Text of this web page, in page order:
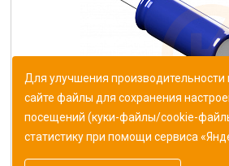
Конденсатор К10-43в-МП0 187
ОЖ0.460.165ТУ (Монолит)
Для улучшения
сайте файлы для сохранения
посещений (куки-файлы/cookie-
статистику при помощи сервиса